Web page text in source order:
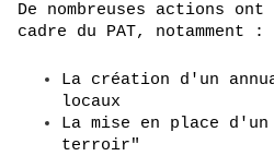
De nombreuses actions
cadre du PAT, notamment :
La création d'un
locaux
La mise en place
terroir"